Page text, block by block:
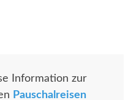
Information zur
Pauschalreisen